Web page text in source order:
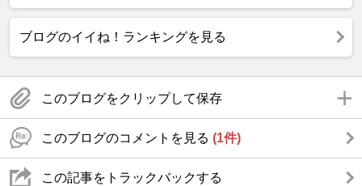
ブログのイイね！ランキングを見る
このブログをクリップして保存
このブログのコメントを見る (1件)
この記事をトラックバックする